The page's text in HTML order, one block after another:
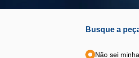
Busque a
Não sei